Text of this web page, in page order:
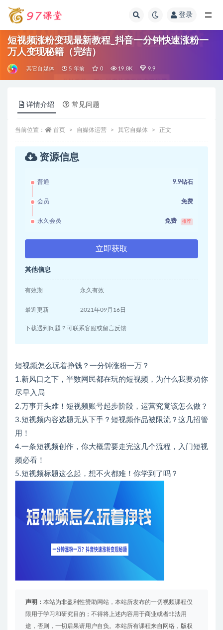
登录
短视频涨粉变现最新教程_抖音一分钟快速涨粉一
万人变现秘籍（完结）
其它自媒体 5 年前 0 19.8K 9.9
详情介绍 常见问题
当前位置： 首页 自媒体运营 其它自媒体 正文
资源信息
普通 9.9钻石
会员 免费
永久会员 免费 推荐
立即获取
其他信息
有效期 永久有效
最近更新 2021年09月16日
下载遇到问题？可联系客服或留言反馈
短视频怎么玩着挣钱？一分钟涨粉一万？
1.新风口之下，半数网民都在玩的短视频，为什么我要劝你
尽早入局
2.万事开头难！短视频账号起步阶段，运营究竟该怎么做？
3.短视频内容选题无从下手？短视频作品被限流？这几招管
用！
4.一条短视频创作，你大概需要走完这几个流程，入门短视
频必看！
5.短视频标题这么起，想不火都难！你学到了吗？
声明： 本站为非盈利性赞助网站，本站所发布的一切视频课程仅
限用于学习和研究目的；不得将上述内容用于商业或者非法用
途，否则，一切后果请用户自负。本站所有课程来自网络，版权